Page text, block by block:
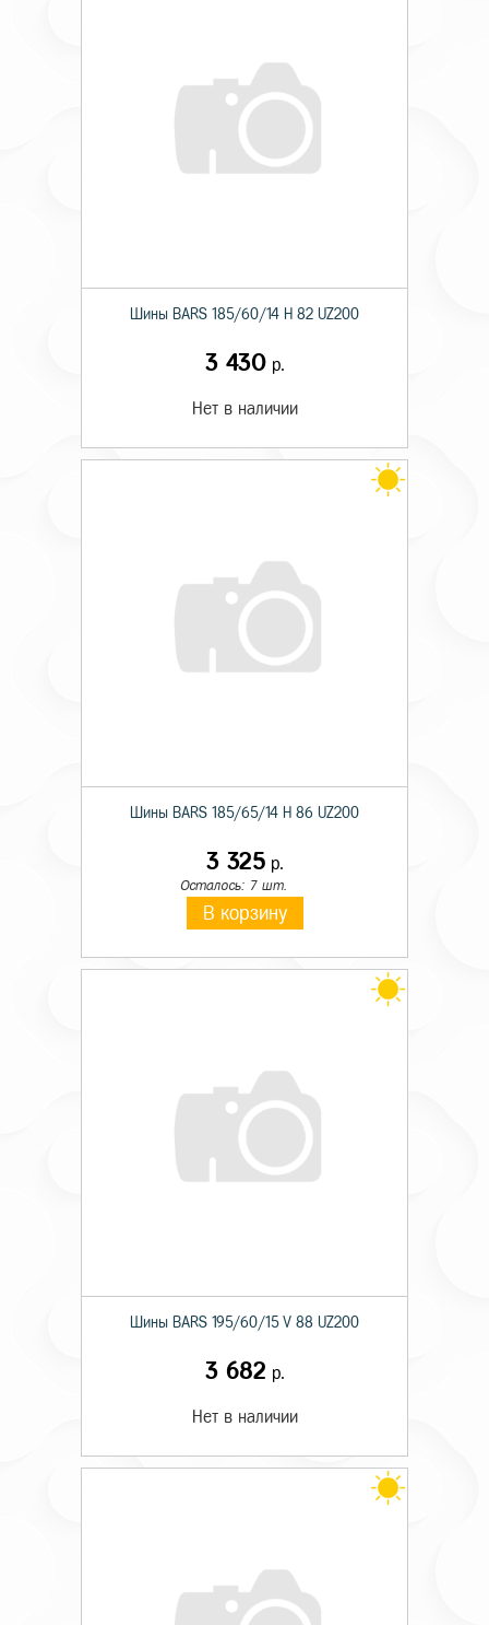
Шины BARS 185/60/14 H 82 UZ200
3 430р.
Нет в наличии
Шины BARS 185/65/14 H 86 UZ200
3 325р.
Осталось: 7 шт.
В корзину
Шины BARS 195/60/15 V 88 UZ200
3 682 р.
Нет в наличии